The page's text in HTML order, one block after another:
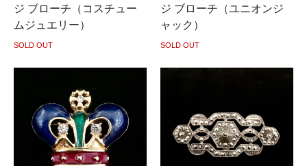
ジ ブローチ（コスチュー
ムジュエリー）
SOLD OUT
ジ ブローチ（ユニオンジ
ャック）
SOLD OUT